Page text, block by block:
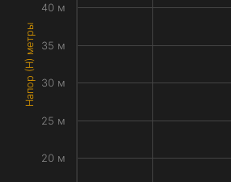
Напор (H) метры
20 м
25 м
30 м
35 м
40 м